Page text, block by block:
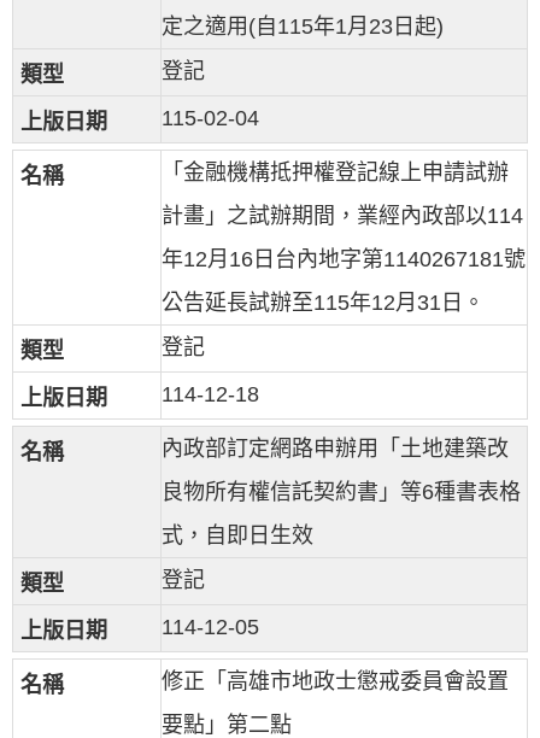
定之適用(自115年1月23日起)
登記
115-02-04
「金融機構抵押權登記線上申請試辦
計畫」之試辦期間，業經內政部以114
年12月16日台內地字第1140267181號
公告延長試辦至115年12月31日。
登記
114-12-18
內政部訂定網路申辦用「土地建築改
良物所有權信託契約書」等6種書表格
式，自即日生效
登記
114-12-05
修正「高雄市地政士懲戒委員會設置
要點」第二點